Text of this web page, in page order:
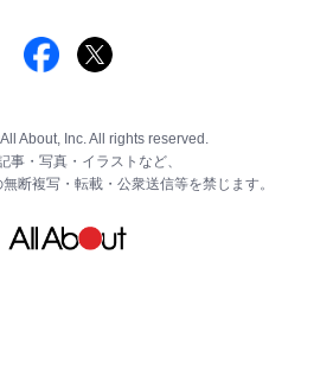
About, Inc. All rights reserved.
事・写真・イラストなど、
断複写・転載・公衆送信等を禁じます。